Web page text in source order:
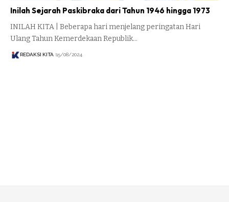
Inilah Sejarah Paskibraka dari Tahun 1946 hingga 1973
INILAH KITA | Beberapa hari menjelang peringatan Hari
Ulang Tahun Kemerdekaan Republik…
REDAKSI KITA 15/08/2024